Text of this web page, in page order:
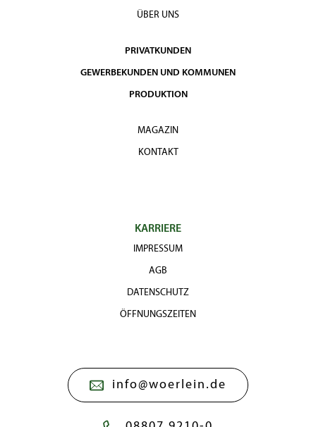
ÜBER UNS
PRIVATKUNDEN
GEWERBEKUNDEN UND KOMMUNEN
PRODUKTION
MAGAZIN
KONTAKT
KARRIERE
IMPRESSUM
AGB
DATENSCHUTZ
ÖFFNUNGSZEITEN
info@woerlein.de